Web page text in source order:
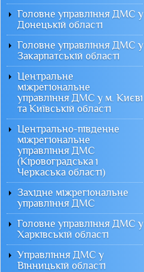
Головне управління ДМС у
Донецькій області
Головне управління ДМС у
Закарпатській області
Центральне
міжрегіональне
управління ДМС у м. Києві
та Київській області
Центрально-південне
міжрегіональне
управління ДМС
(Кіровоградська і
Черкаська області)
Західне міжрегіональне
управління ДМС
Головне управління ДМС у
Харківській області
Управління ДМС у
Вінницькій області